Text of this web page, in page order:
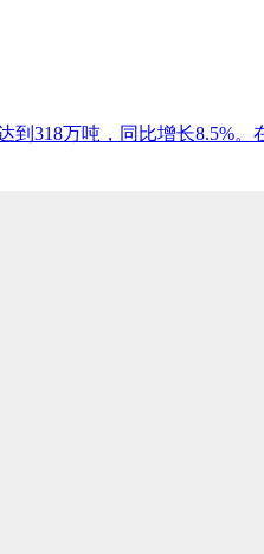
到318万吨，同比增长